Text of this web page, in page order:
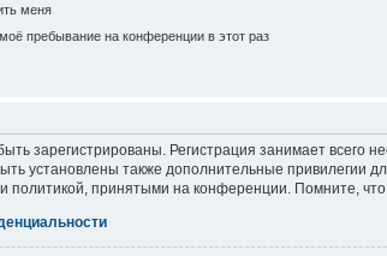
меня
пребывание на конференции в этот раз
зарегистрированы. Регистрация занимает всего
установлены также дополнительные привилегии
политикой, принятыми на конференции. Помните,